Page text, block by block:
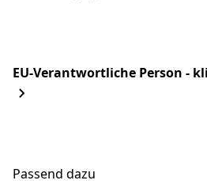
EU-Verantwortliche Person -
Passend dazu